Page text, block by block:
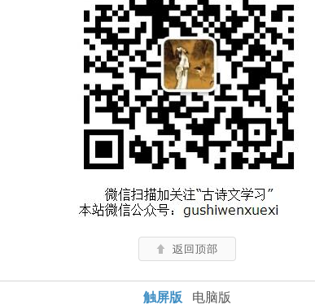
触屏版 电脑版